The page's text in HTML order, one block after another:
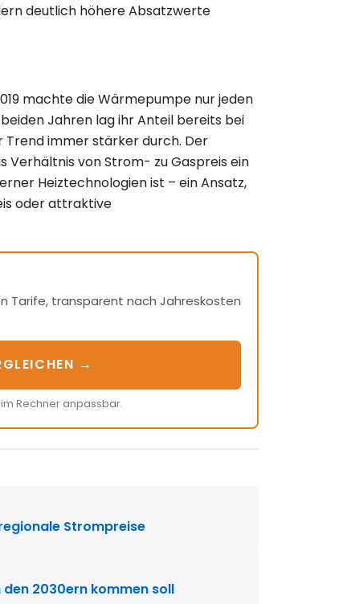
deutlich höhere Absatzwerte
machte die Wärmepumpe nur jeden
Jahren lag ihr Anteil bereits bei
Trend immer stärker durch. Der
Verhältnis von Strom- zu Gaspreis ein
Heiztechnologien ist – ein Ansatz,
oder attraktive
Tarife, transparent nach Jahreskosten
→
Rechner anpassbar.
Strompreise
2030ern kommen soll